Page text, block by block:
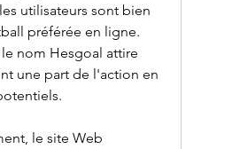
utilisateurs sont bien
préférée en ligne.
nom Hesgoal attire
une part de l'action en
le site Web